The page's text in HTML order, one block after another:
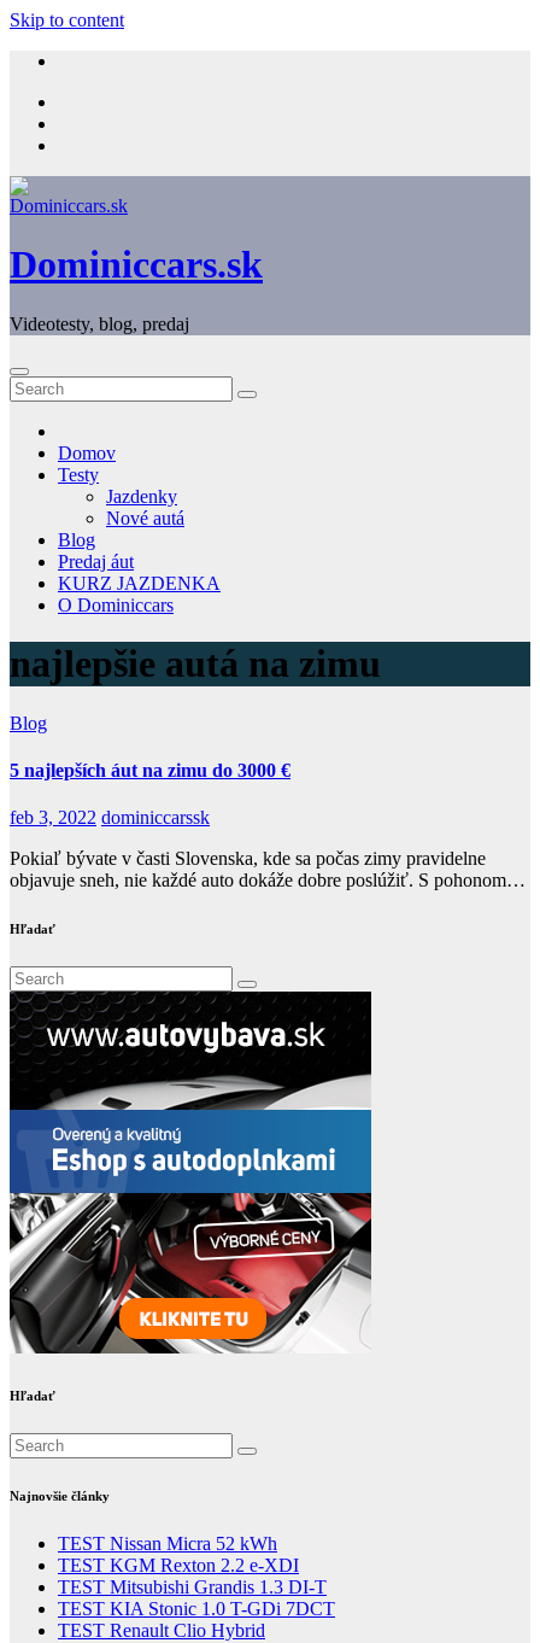
Skip to content
Dominiccars.sk
Videotesty, blog, predaj
Domov
Testy
Jazdenky
Nové autá
Blog
Predaj áut
KURZ JAZDENKA
O Dominiccars
najlepšie autá na zimu
Blog
5 najlepších áut na zimu do 3000 €
feb 3, 2022 dominiccarssk
Pokiaľ bývate v časti Slovenska, kde sa počas zimy pravidelne
objavuje sneh, nie každé auto dokáže dobre poslúžiť. S pohonom…
Hľadať
Hľadať
Najnovšie články
TEST Nissan Micra 52 kWh
TEST KGM Rexton 2.2 e-XDI
TEST Mitsubishi Grandis 1.3 DI-T
TEST KIA Stonic 1.0 T-GDi 7DCT
TEST Renault Clio Hybrid